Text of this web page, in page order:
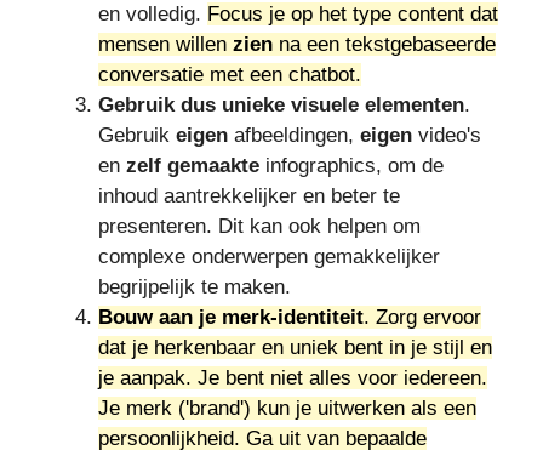
en volledig. Focus je op het type content dat
mensen willen zien na een tekstgebaseerde
conversatie met een chatbot.
Gebruik dus unieke visuele elementen.
Gebruik eigen afbeeldingen, eigen video's
en zelf gemaakte infographics, om de
inhoud aantrekkelijker en beter te
presenteren. Dit kan ook helpen om
complexe onderwerpen gemakkelijker
begrijpelijk te maken.
Bouw aan je merk-identiteit. Zorg ervoor
dat je herkenbaar en uniek bent in je stijl en
je aanpak. Je bent niet alles voor iedereen.
Je merk ('brand') kun je uitwerken als een
persoonlijkheid. Ga uit van bepaalde